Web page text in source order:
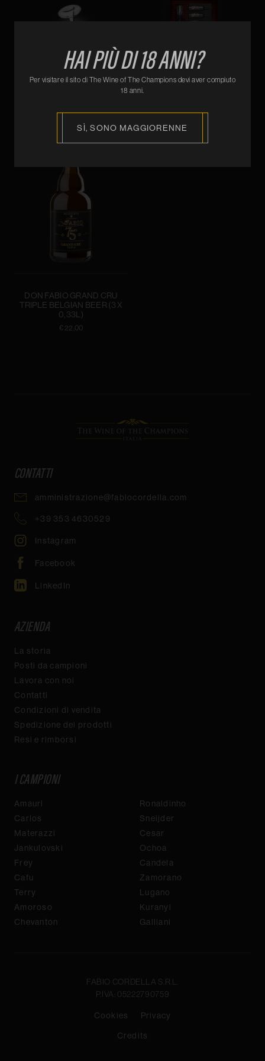
HAI PIÙ DI 18 ANNI?
Per visitare il sito di The Wine of The Champions devi aver compiuto
18 anni.
SÌ, SONO MAGGIORENNE
R10 BALL AMAURI QV52
DON FABIO GRAND CRU
TRIPLE BELGIAN BEER (3 X
0,33L)
€ 22,00
Data di nascita
E-mail
CONTATTI
amministrazione@fabiocordella.com
+39 353 4630529
Instagram
Facebook
LinkedIn
AZIENDA
La storia
Posti da campioni
Lavora con noi
Contatti
Condizioni di vendita
Spedizione dei prodotti
Resi e rimborsi
I CAMPIONI
Amauri
Ronaldinho
Carlos
Sneijder
Materazzi
Cesar
Jankulovski
Ochoa
Frey
Candela
Cafu
Zamorano
Terry
Lugano
Amoroso
Kuranyi
Chevanton
Galliani
FABIO CORDELLA S.R.L.
P.IVA: 05222790759
Cookies
Privacy
Credits